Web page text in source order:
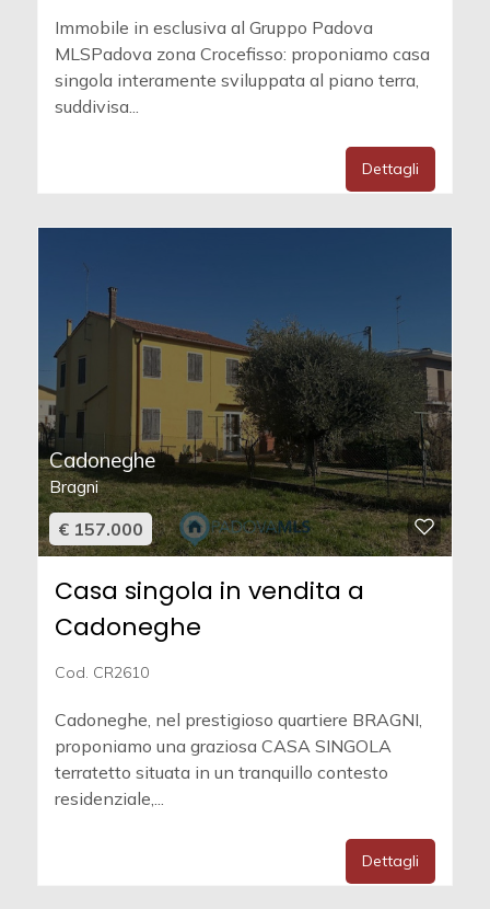
Immobile in esclusiva al Gruppo Padova
MLSPadova zona Crocefisso: proponiamo casa
singola interamente sviluppata al piano terra,
suddivisa...
Dettagli
Cadoneghe
Bragni
€ 157.000
Casa singola in vendita a
Cadoneghe
Cod. CR2610
Cadoneghe, nel prestigioso quartiere BRAGNI,
proponiamo una graziosa CASA SINGOLA
terratetto situata in un tranquillo contesto
residenziale,...
Dettagli